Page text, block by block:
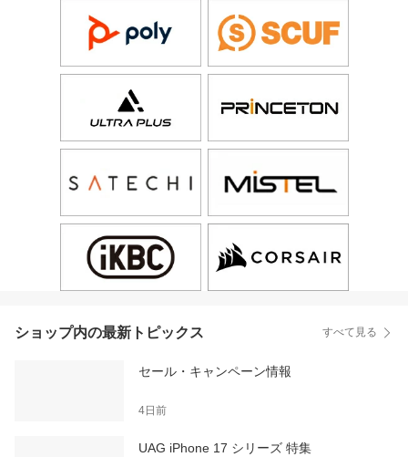
ショップ内の最新トピックス すべて見る
セール・キャンペーン情報
4日前
UAG iPhone 17 シリーズ 特集